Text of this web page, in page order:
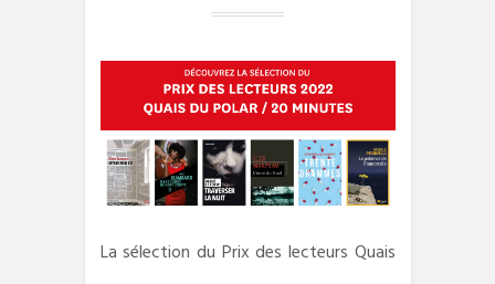
La sélection du Prix des lecteurs Quais